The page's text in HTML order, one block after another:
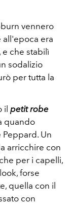
vennero
all'epoca era
che stabilì
sodalizio
per tutta la
il petit robe
quando
Un
arricchire con
per i capelli,
forse
quella con il
con